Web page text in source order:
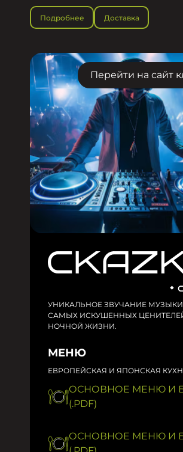
Подробнее Доставка
Перейти на сайт
УНИКАЛЬНОЕ ЗВУЧАНИЕ
САМЫХ ИСКУШЕННЫХ
НОЧНОЙ ЖИЗНИ.
МЕНЮ
ЕВРОПЕЙСКАЯ И ЯПОНСКАЯ
ОСНОВНОЕ МЕНЮ И
(.PDF)
ОСНОВНОЕ МЕНЮ И